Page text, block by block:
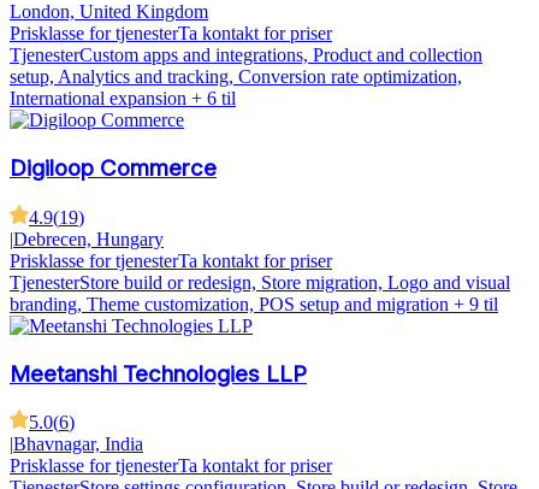
London, United Kingdom
Prisklasse for tjenesterTa kontakt for priser
TjenesterCustom apps and integrations, Product and collection
setup, Analytics and tracking, Conversion rate optimization,
International expansion + 6 til
Digiloop Commerce
4.9(19)
|Debrecen, Hungary
Prisklasse for tjenesterTa kontakt for priser
TjenesterStore build or redesign, Store migration, Logo and visual
branding, Theme customization, POS setup and migration + 9 til
Meetanshi Technologies LLP
5.0(6)
|Bhavnagar, India
Prisklasse for tjenesterTa kontakt for priser